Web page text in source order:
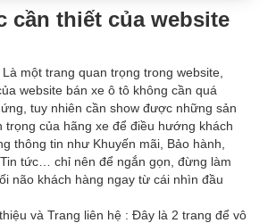
cần thiết của website
một trang quan trọng trong website,
website bán xe ô tô không cần quá
tuy nhiên cần show được những sản
trọng của hãng xe để điều hướng khách
thông tin như Khuyến mãi, Bảo hành,
tức… chỉ nên để ngắn gọn, đừng làm
não khách hàng ngay từ cái nhìn đầu
và Trang liên hệ : Đây là 2 trang để vô